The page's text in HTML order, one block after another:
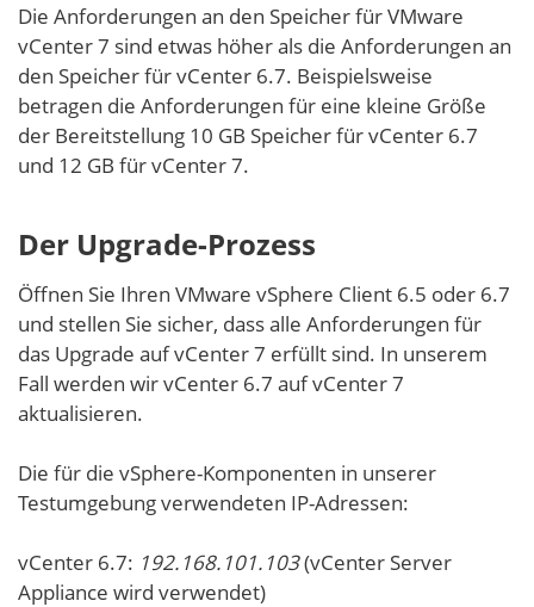
Die Anforderungen an den Speicher für VMware
vCenter 7 sind etwas höher als die Anforderungen an
den Speicher für vCenter 6.7. Beispielsweise
betragen die Anforderungen für eine kleine Größe
der Bereitstellung 10 GB Speicher für vCenter 6.7
und 12 GB für vCenter 7.
Der Upgrade-Prozess
Öffnen Sie Ihren VMware vSphere Client 6.5 oder 6.7
und stellen Sie sicher, dass alle Anforderungen für
das Upgrade auf vCenter 7 erfüllt sind. In unserem
Fall werden wir vCenter 6.7 auf vCenter 7
aktualisieren.
Die für die vSphere-Komponenten in unserer
Testumgebung verwendeten IP-Adressen:
vCenter 6.7: 192.168.101.103(vCenter Server
Appliance wird verwendet)